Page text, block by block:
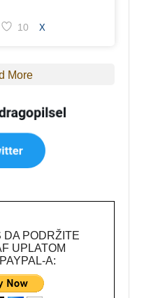
10 X
More
DA PODRŽITE
UPLATOM
A: